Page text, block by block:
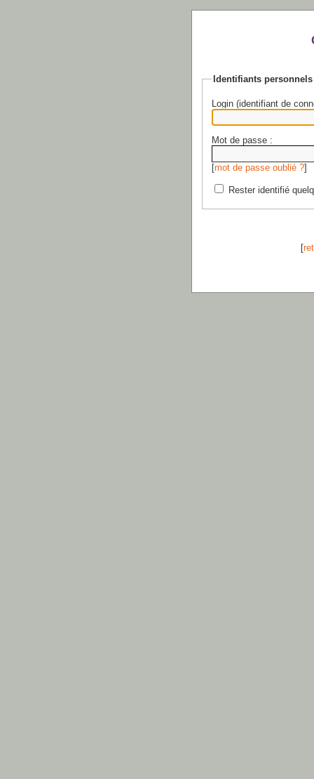
Identifiants personnels
Login (identifiant de
Mot de passe :
[mot de passe oublié ?]
Rester identifié
[